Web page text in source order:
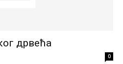
дрвећа
0